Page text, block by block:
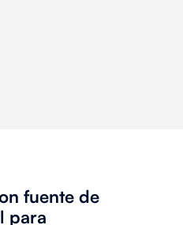
fuente de
para